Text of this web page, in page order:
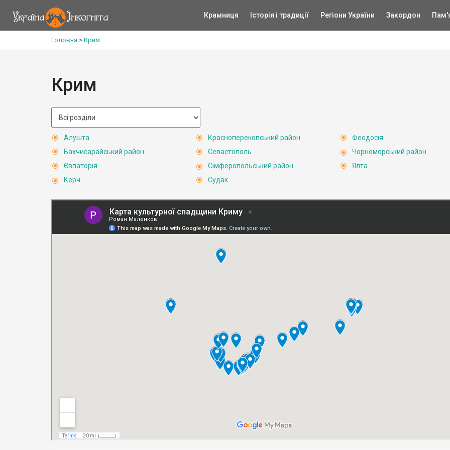
Крамниця Історія і традиції Регіони України Закордон
Головна > Крим
Крим
Алушта
Бахчисарайський район
Євпаторія
Керч
Красноперекопський район
Севастополь
Сімферопольський район
Судак
Феодосія
Чорноморський район
Ялта